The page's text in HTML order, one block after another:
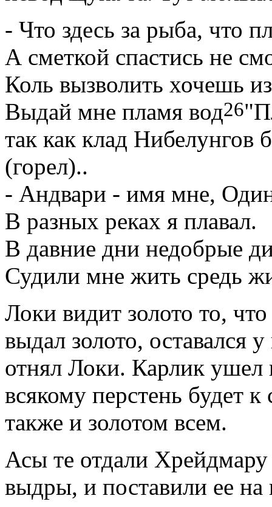
- Что здесь за рыба, что
А сметкой спастись не
Коль вызволить хочешь
Выдай мне пламя вод26
так как клад
(горел)..
- Андвари - имя мне,
В разных реках я плавал.
В давние дни недобрые
Судили мне жить средь
Локи видит золото то,
выдал золото, оставался
отнял Локи. Карлик ушел
всякому перстень будет к
также и золотом всем.
Асы те отдали
выдры, и поставили ее